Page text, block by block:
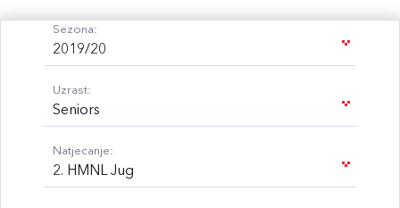
Sezona:
2019/20
Uzrast:
Seniors
Natjecanje:
2. HMNL Jug